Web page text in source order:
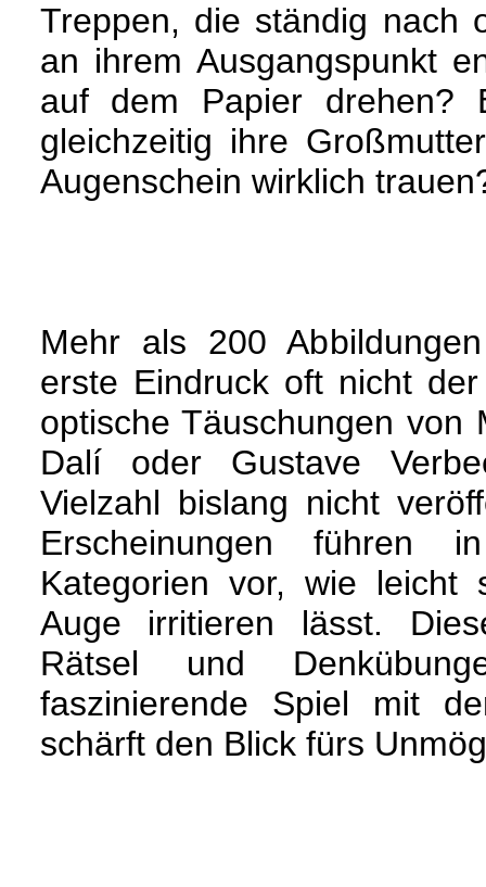
Treppen, die ständig nach
an ihrem Ausgangspunkt
auf dem Papier drehen?
gleichzeitig ihre
Augenschein wirklich
Mehr als 200
erste Eindruck oft nicht
optische Täuschungen von
Dalí oder Gustave
Vielzahl bislang nicht
Erscheinungen führen
Kategorien vor, wie leicht
Auge irritieren lässt.
Rätsel und
faszinierende Spiel mit
schärft den Blick fürs